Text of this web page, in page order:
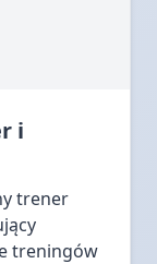
i
trener
treningów